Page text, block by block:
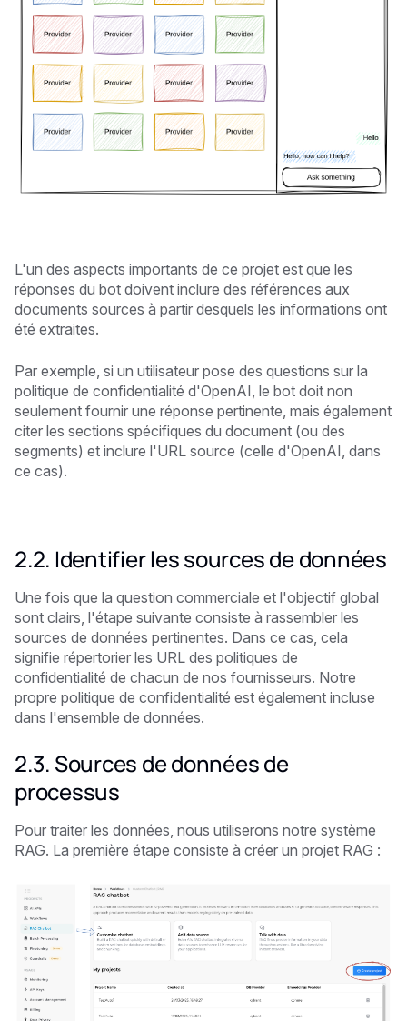
L'un des aspects importants de ce projet est que les
réponses du bot doivent inclure des références aux
documents sources à partir desquels les informations ont
été extraites.
Par exemple, si un utilisateur pose des questions sur la
politique de confidentialité d'OpenAI, le bot doit non
seulement fournir une réponse pertinente, mais également
citer les sections spécifiques du document (ou des
segments) et inclure l'URL source (celle d'OpenAI, dans
ce cas).
2.2. Identifier les sources de données
Une fois que la question commerciale et l'objectif global
sont clairs, l'étape suivante consiste à rassembler les
sources de données pertinentes. Dans ce cas, cela
signifie répertorier les URL des politiques de
confidentialité de chacun de nos fournisseurs. Notre
propre politique de confidentialité est également incluse
dans l'ensemble de données.
2.3. Sources de données de
processus
Pour traiter les données, nous utiliserons notre système
RAG. La première étape consiste à créer un projet RAG :